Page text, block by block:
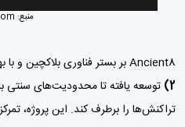
منبع:
Ancient8 بر بستر فناوری بلاکچین و با بهره‌گیری از راهکار
2) توسعه یافته تا محدودیت‌های سنتی
تراکنش‌ها را برطرف کند. این پروژه،